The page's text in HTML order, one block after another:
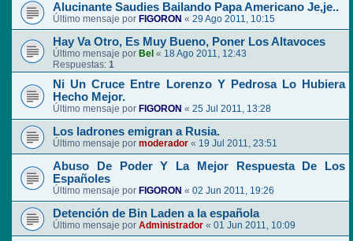
Alucinante Saudies Bailando Papa Americano Je,je..
Último mensaje por FIGORON « 29 Ago 2011, 10:15
Hay Va Otro, Es Muy Bueno, Poner Los Altavoces
Último mensaje por Bel « 18 Ago 2011, 12:43
Respuestas: 1
Ni Un Cruce Entre Lorenzo Y Pedrosa Lo Hubiera
Hecho Mejor.
Último mensaje por FIGORON « 25 Jul 2011, 13:28
Los ladrones emigran a Rusia.
Último mensaje por moderador « 19 Jul 2011, 23:51
Abuso De Poder Y La Mejor Respuesta De Los
Españoles
Último mensaje por FIGORON « 02 Jun 2011, 19:26
Detención de Bin Laden a la española
Último mensaje por Administrador « 01 Jun 2011, 10:09